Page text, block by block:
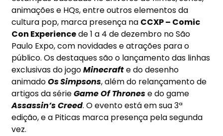
animações e HQs, entre outros elementos da
cultura pop, marca presença na CCXP – Comic
Con Experiencede 1 a 4 de dezembro no São
Paulo Expo, com novidades e atrações para o
público. Os destaques são o lançamento das linhas
exclusivas do jogoMinecrafte do desenho
animadoOsSimpsons, além do relançamento de
artigos da sérieGame Of Thronese do game
Assassin’s Creed. O evento está em sua 3ª
edição, e a Piticas marca presença pela segunda
vez.